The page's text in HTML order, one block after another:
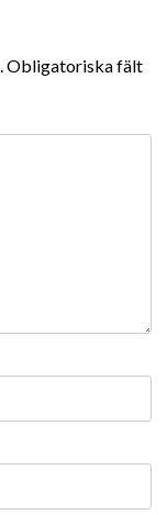
Obligatoriska fält